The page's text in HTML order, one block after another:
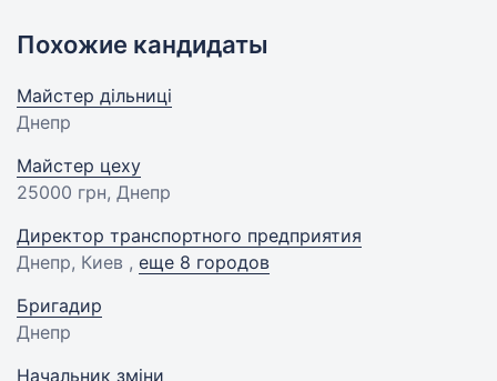
Похожие кандидаты
Майстер дільниці
Днепр
Майстер цеху
25000 грн, Днепр
Директор транспортного предприятия
Днепр, Киев , еще 8 городов
Бригадир
Днепр
Начальник зміни